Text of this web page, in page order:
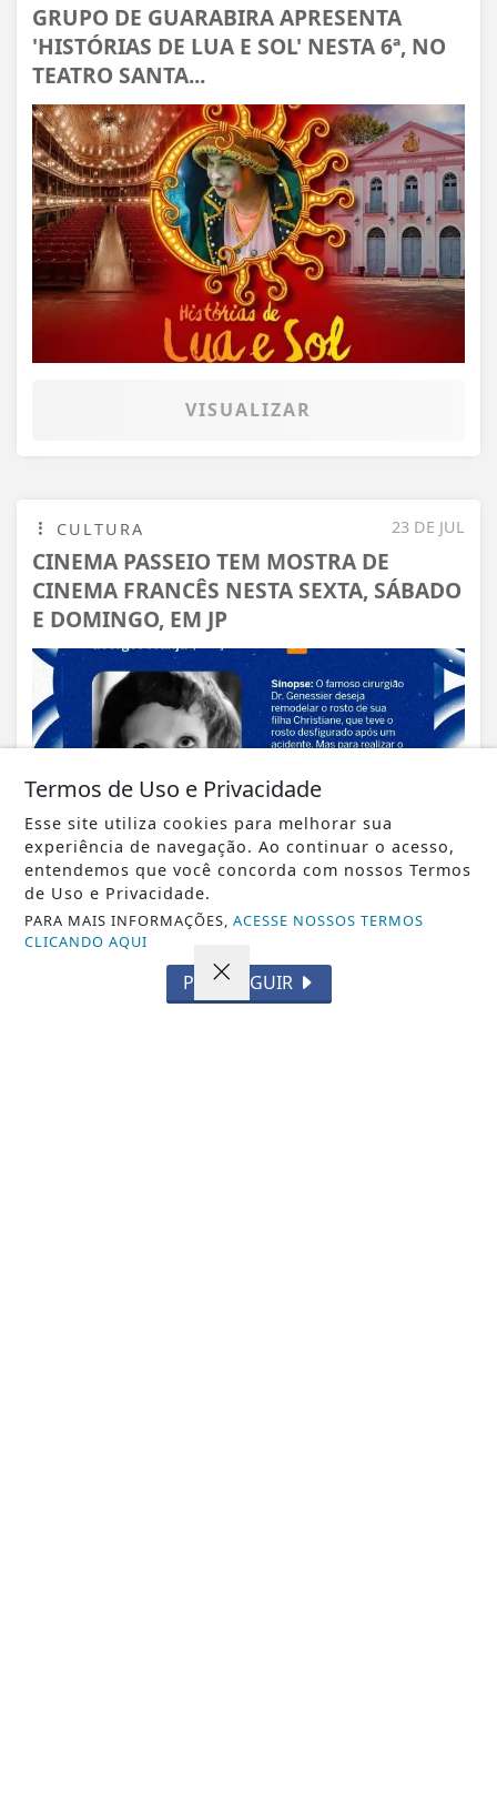
GRUPO DE GUARABIRA APRESENTA
'HISTÓRIAS DE LUA E SOL' NESTA 6ª, NO
TEATRO SANTA...
VISUALIZAR
23 DE JUL
CULTURA
CINEMA PASSEIO TEM MOSTRA DE
CINEMA FRANCÊS NESTA SEXTA, SÁBADO
E DOMINGO, EM JP
Termos de Uso e Privacidade
Esse site utiliza cookies para melhorar sua
experiência de navegação. Ao continuar o acesso,
entendemos que você concorda com nossos Termos
de Uso e Privacidade.
PARA MAIS INFORMAÇÕES,ACESSE NOSSOS TERMOS
CLICANDO AQUI
PROSSEGUIR